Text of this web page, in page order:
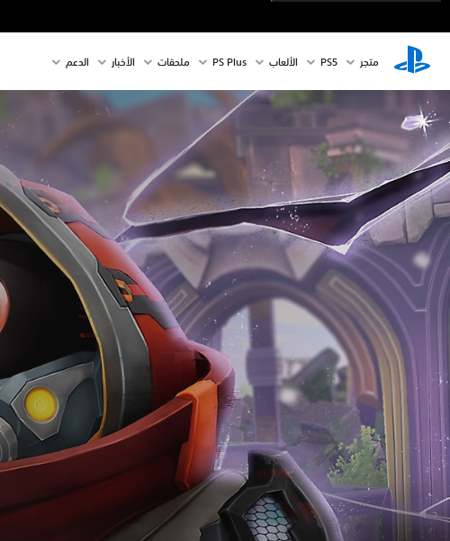
متجر PS5‏ الألعاب PS Plus ملحقات الأخبار الدعم